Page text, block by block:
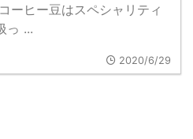
ーヒー豆はスペシャリティ
っ ...
2020/6/29